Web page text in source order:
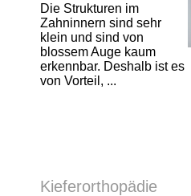
Die Strukturen im
Zahninnern sind sehr
klein und sind von
blossem Auge kaum
erkennbar. Deshalb ist es
von Vorteil, ...
Kieferorthopädie